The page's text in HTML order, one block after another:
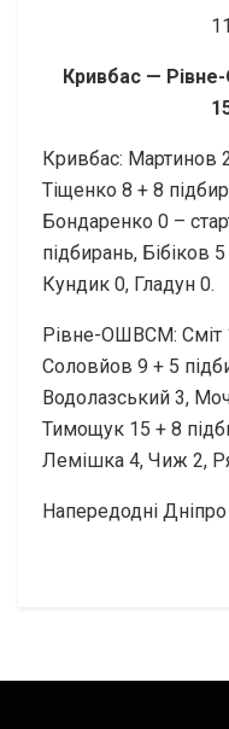
Кривбас —
Кривбас: Мартинов
Тiщенко 8 + 8
Бондаренко 0 –
підбирань, Бiбiков
Кундик 0, Гладун 0.
Рівне-ОШВСМ: Сміт
Соловйов 9 + 5
Водолазський 3,
Тимощук 15 + 8
Лемiшка 4, Чиж 2,
Напередодні Дніпро